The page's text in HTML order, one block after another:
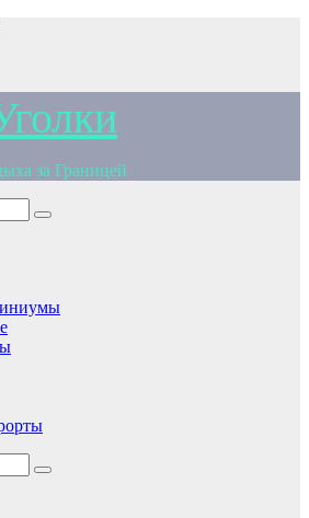
за Границей